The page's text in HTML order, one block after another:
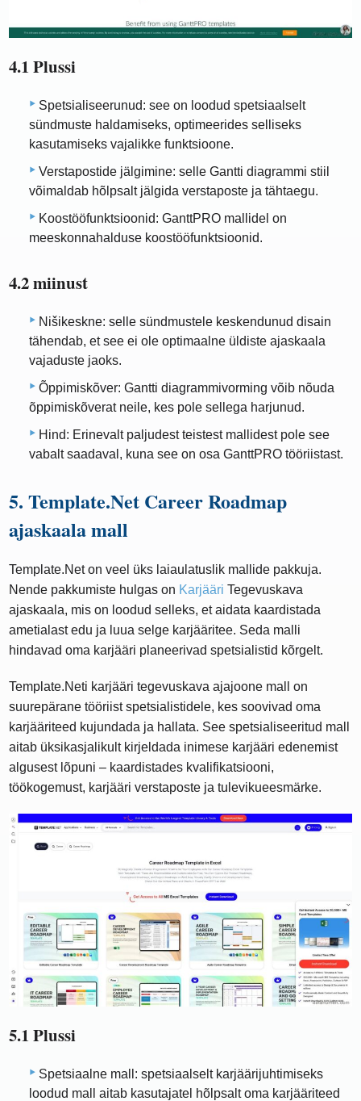
4.1 Plussi
Spetsialiseerunud: see on loodud spetsiaalselt
sündmuste haldamiseks, optimeerides selliseks
kasutamiseks vajalikke funktsioone.
Verstapostide jälgimine: selle Gantti diagrammi stiil
võimaldab hõlpsalt jälgida verstaposte ja tähtaegu.
Koostööfunktsioonid: GanttPRO mallidel on
meeskonnahalduse koostööfunktsioonid.
4.2 miinust
Nišikeskne: selle sündmustele keskendunud disain
tähendab, et see ei ole optimaalne üldiste ajaskaala
vajaduste jaoks.
Õppimiskõver: Gantti diagrammivorming võib nõuda
õppimiskõverat neile, kes pole sellega harjunud.
Hind: Erinevalt paljudest teistest mallidest pole see
vabalt saadaval, kuna see on osa GanttPRO tööriistast.
5. Template.Net Career Roadmap
ajaskaala mall
Template.Net on veel üks laiaulatuslik mallide pakkuja.
Nende pakkumiste hulgas on Karjääri Tegevuskava
ajaskaala, mis on loodud selleks, et aidata kaardistada
ametialast edu ja luua selge karjääritee. Seda malli
hindavad oma karjääri planeerivad spetsialistid kõrgelt.
Template.Neti karjääri tegevuskava ajajoone mall on
suurepärane tööriist spetsialistidele, kes soovivad oma
karjääriteed kujundada ja hallata. See spetsialiseeritud mall
aitab üksikasjalikult kirjeldada inimese karjääri edenemist
algusest lõpuni – kaardistades kvalifikatsiooni,
töökogemust, karjääri verstaposte ja tulevikueesmärke.
5.1 Plussi
Spetsiaalne mall: spetsiaalselt karjäärijuhtimiseks
loodud mall aitab kasutajatel hõlpsalt oma karjääriteed